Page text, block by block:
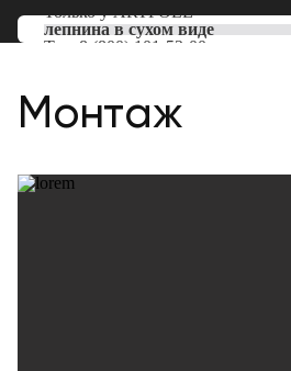
Только уARTPOLE
лепнина в сухом виде
Тел: 8 (800) 101-53-00
Монтаж